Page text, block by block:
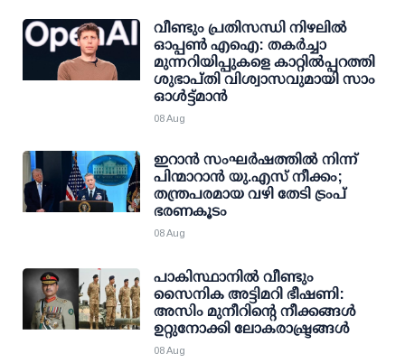
വീണ്ടും പ്രതിസന്ധി നിഴലില്‍
ഓപ്പണ്‍ എഐ: തകര്‍ച്ചാ
മുന്നറിയിപ്പുകളെ കാറ്റില്‍പ്പറത്തി
ശുഭാപ്തി വിശ്വാസവുമായി സാം
ഓള്‍ട്ട്മാന്‍
08 Aug
ഇറാന്‍ സംഘര്‍ഷത്തില്‍ നിന്ന്
പിന്മാറാന്‍ യു.എസ് നീക്കം;
തന്ത്രപരമായ വഴി തേടി ട്രംപ്
ഭരണകൂടം
08 Aug
പാകിസ്ഥാനില്‍ വീണ്ടും
സൈനിക അട്ടിമറി ഭീഷണി:
അസിം മുനീറിന്റെ നീക്കങ്ങള്‍
ഉറ്റുനോക്കി ലോകരാഷ്ട്രങ്ങള്‍
08 Aug